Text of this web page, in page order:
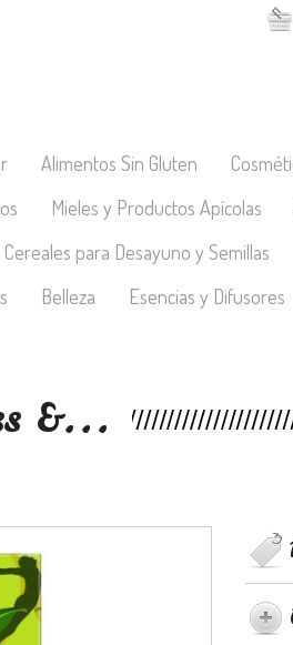
Alimentos Sin Gluten
Mieles y Productos Apícolas
Cereales para Desayuno y Semillas
Belleza Esencias y Difusores
&...